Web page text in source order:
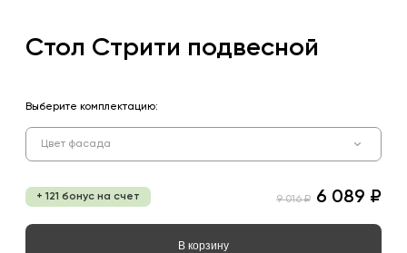
Стол Стрити подвесной
Выберите комплектацию:
Цвет фасада
+ 121 бонус на счет 9 016 ₽ 6 089 ₽
В корзину